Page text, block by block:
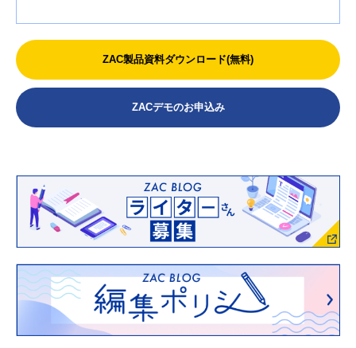
ZAC製品資料ダウンロード(無料)
ZACデモのお申込み